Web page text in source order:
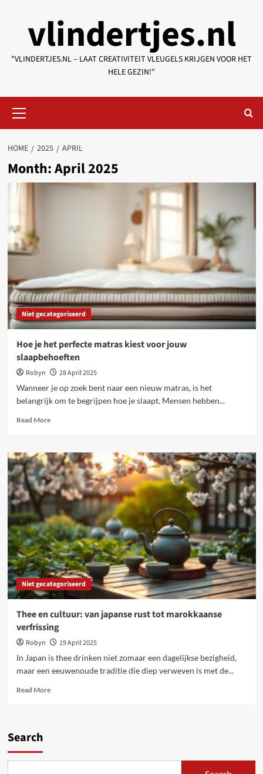
contentvlindertjes.nl
"VLINDERTJES.NL – LAAT CREATIVITEIT VLEUGELS KRIJGEN VOOR HET
HELE GEZIN!"
Menu
HOME 2025 APRIL
Month:April 2025
Niet gecategoriseerd
Hoe je het perfecte matras kiest voor jouw
slaapbehoeften
Robyn
28 April 2025
Wanneer je op zoek bent naar een nieuw matras, is het
belangrijk om te begrijpen hoe je slaapt. Mensen hebben...
Read MoreRead
Hoe
je
het
perfecte
matras
kiest
voor
jouw
slaapbehoeften
Niet gecategoriseerd
Thee en cultuur: van japanse rust tot marokkaanse
verfrissing
Robyn
19 April 2025
In Japan is thee drinken niet zomaar een dagelijkse bezigheid,
maar een eeuwenoude traditie die diep verweven is met de...
Read MoreRead
Search